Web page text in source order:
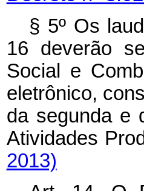
§ 5º Os
16 deverão
Social e
eletrônico,
da segunda e
Atividades
2013)